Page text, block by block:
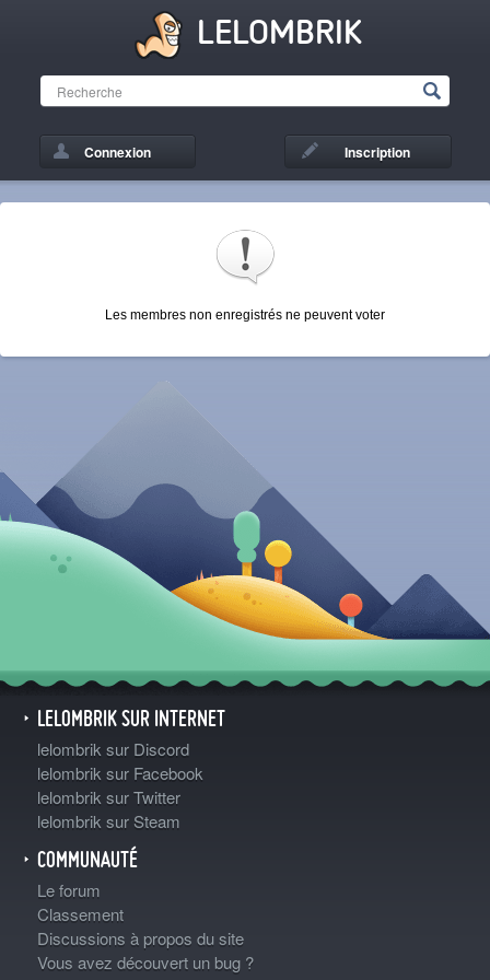
LELOMBRIK
Connexion Inscription
Les membres non enregistrés ne peuvent voter
LELOMBRIK SUR INTERNET
lelombrik sur Discord
lelombrik sur Facebook
lelombrik sur Twitter
lelombrik sur Steam
COMMUNAUTÉ
Le forum
Classement
Discussions à propos du site
Vous avez découvert un bug ?